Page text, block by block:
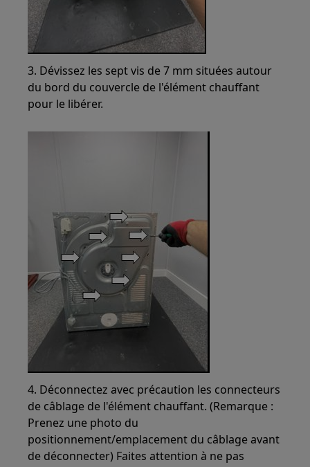
3. Dévissez les sept vis de 7 mm situées autour
du bord du couvercle de l'élément chauffant
pour le libérer.
4. Déconnectez avec précaution les connecteurs
de câblage de l'élément chauffant. (Remarque :
Prenez une photo du
positionnement/emplacement du câblage avant
de déconnecter) Faites attention à ne pas